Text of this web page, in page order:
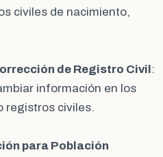
civiles de nacimiento,
de Registro Civil :
información en los
registros civiles.
para Población